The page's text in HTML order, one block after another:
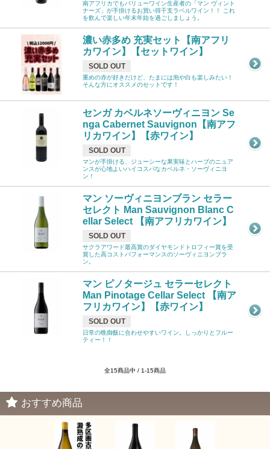
南アフリカでもバリューワイン生産者の「マン ヴィント
ナーズ」が手掛けるお買い得干支ラベルワイン！！ これ
を飲んで楽しい年末年始を過ごしましょう。
濃い赤多め 充実セット【南アフリ
カワイン】【セットワイン】
SOLD OUT
重めの赤が好きだけど、たまには泡や白も楽しみたい！
そんな方にオススメのセットです！
センガ カベルネソーヴィニヨン Se
nga Cabernet Sauvignon【南アフ
リカワイン】【赤ワイン】
SOLD OUT
マンが手掛ける、ジューシーな果実味とハーブのニュア
ンスが心地よいハイコスパなカベルネ・ソーヴィニヨ
ン！
マン ソーヴィニヨンブラン セラー
セレクト Man Sauvignon Blanc C
ellar Select 【南アフリカワイン】
SOLD OUT
サクラアワード最高賞のダイヤモンドトロフィー賞を受
賞した高コストパフォーマンスのソーヴィニヨンブラ
ン。
マン ピノタージュ セラーセレクト
Man Pinotage Cellar Select 【南ア
フリカワイン】【赤ワイン】
SOLD OUT
日常の晩御飯に合わせやすいワイン。しっかりとフルー
ティー！！
全15商品中 / 1-15商品
おすすめ商品